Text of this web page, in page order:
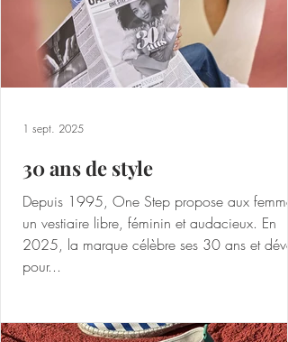
30 ans de style
Depuis 1995, One Step propose aux femmes
un vestiaire libre, féminin et audacieux. En
2025, la marque célèbre ses 30 ans et
pour...
1 sept. 2025